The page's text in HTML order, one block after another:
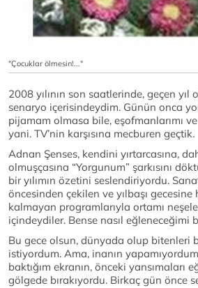
"Çocuklar ölmesin!..."
2008 yılının son saatlerinde, geçen yıl
senaryo içerisindeydim. Günün onca
pijamam olmasa bile, eşofmanlarımı
yani. TV’nin karşısına mecburen geçtik.
Adnan Şenses, kendini yırtarcasına,
olmuşçasına “Yorgunum” şarkısını
bir yılımın özetini seslendiriyordu.
öncesinden çekilen ve yılbaşı gecesine
kalmayan programlarıyla ortamı
içindeydiler. Bense nasıl eğleneceğimi
Bu gece olsun, dünyada olup bitenleri
istiyordum. Ama, inanın
baktığım ekranın, önceki yansımaları
gölgede bırakıyordu. Birkaç gün önce